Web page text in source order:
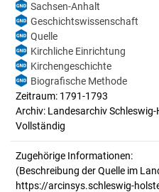
Sachsen-Anhalt
Geschichtswissenschaft
Quelle
Kirchliche Einrichtung
Kirchengeschichte
Biografische Methode
Zeitraum: 1791-1793
Archiv: Landesarchiv Schleswig-
Vollständig
Zugehörige Informationen:
(Beschreibung der Quelle im
https://arcinsys.schleswig-